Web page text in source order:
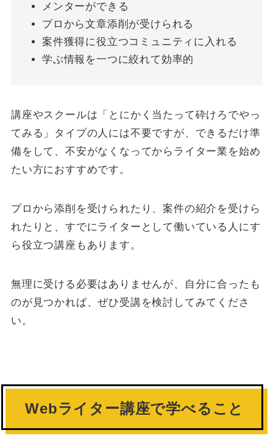
メンターができる
プロから文章添削が受けられる
案件獲得に役立つコミュニティに入れる
学ぶ情報を一つに絞れて効率的
講座やスクールは「とにかく当たって砕けろでやっ
てみる」タイプの人には不要ですが、できるだけ準
備をして、不安がなくなってからライター業を始め
たい方におすすめです。
プロから添削を受けられたり、案件の紹介を受けら
れたりと、すでにライターとして働いている人にす
ら役立つ講座もあります。
無理に受ける必要はありませんが、自分に合ったも
のが見つかれば、ぜひ受講を検討してみてくださ
い。
Webライター講座で学べること